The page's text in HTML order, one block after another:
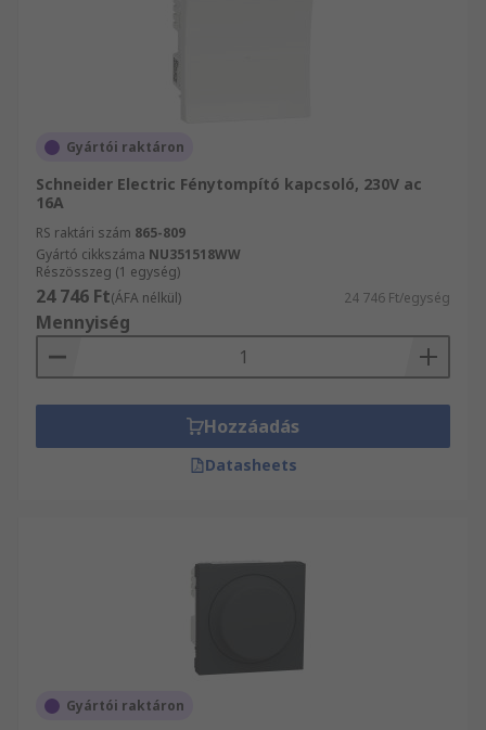
Gyártói raktáron
Schneider Electric Fénytompító kapcsoló, 230V ac
16A
RS raktári szám 865-809
Gyártó cikkszáma NU351518WW
Részösszeg (1 egység)
24 746 Ft(ÁFA nélkül) 24 746 Ft/egység
Mennyiség
Hozzáadás
Datasheets
Gyártói raktáron